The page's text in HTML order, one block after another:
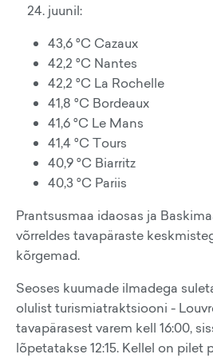
juunil:
43,6 °C Cazaux
42,2 °C Nantes
42,2 °C La Rochelle
41,8 °C Bordeaux
41,6 °C Le Mans
41,4 °C Tours
40,9 °C Biarritz
40,3 °C Pariis
Prantsusmaa idaosas ja
võrreldes tavapäraste
kõrgemad.
Seoses kuumade ilmadega
olulist turismiatraktsiooni -
tavapärasest varem kell 16:00,
lõpetatakse 12:15. Kellel on pilet